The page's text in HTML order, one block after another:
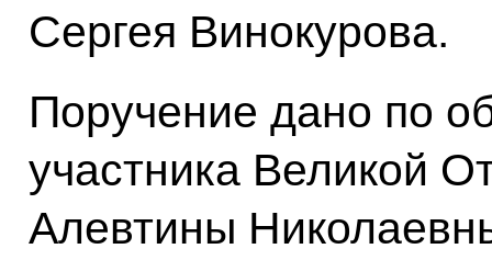
Сергея Винокурова.
Поручение дано по
участника Великой
Алевтины